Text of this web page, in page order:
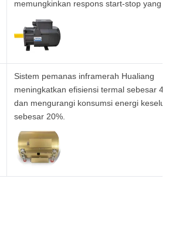
memungkinkan respons start-stop yang
Sistem pemanas inframerah Hualiang
meningkatkan efisiensi termal sebesar
dan mengurangi konsumsi energi
sebesar 20%.